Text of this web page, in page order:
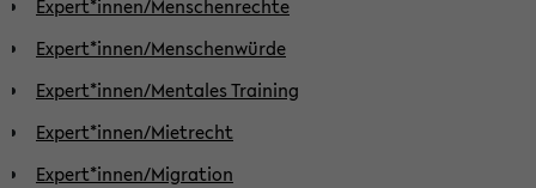
Expert*innen/Menschenrechte
Expert*innen/Menschenwürde
Expert*innen/Mentales Training
Expert*innen/Mietrecht
Expert*innen/Migration